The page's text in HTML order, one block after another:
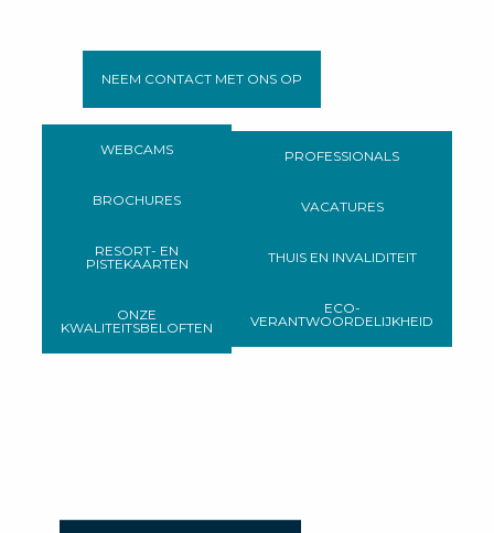
NEEM CONTACT MET ONS OP
WEBCAMS
BROCHURES
RESORT- EN
PISTEKAARTEN
ONZE
KWALITEITSBELOFTEN
PROFESSIONALS
VACATURES
THUIS EN INVALIDITEIT
ECO-
VERANTWOORDELIJKHEID